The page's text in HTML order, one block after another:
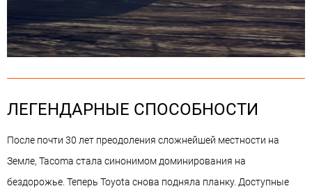
ЛЕГЕНДАРНЫЕ СПОСОБНОСТИ
После почти 30 лет преодоления сложнейшей местности на
Земле, Tacoma стала синонимом доминирования на
бездорожье. Теперь Toyota снова подняла планку. Доступные